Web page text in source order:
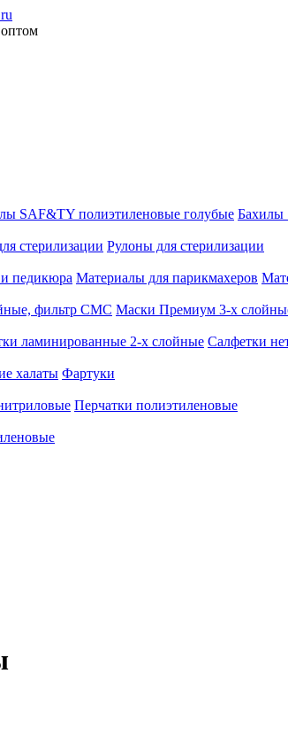
SAF&TY полиэтиленовые голубые Бахилы
стерилизации Рулоны для стерилизации
педикюра Материалы для парикмахеров
фильтр СМС Маски Премиум 3-х
ламинированные 2-х слойные Салфетки
халаты Фартуки
Перчатки полиэтиленовые